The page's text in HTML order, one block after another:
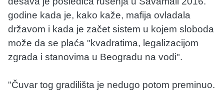
godine kada je, kako kaže, mafija ovladala
državom i kada je začet sistem u kojem sloboda
može da se plaća "kvadratima, legalizacijom
zgrada i stanovima u Beogradu na vodi".
"Čuvar tog gradilišta je nedugo potom preminuo.